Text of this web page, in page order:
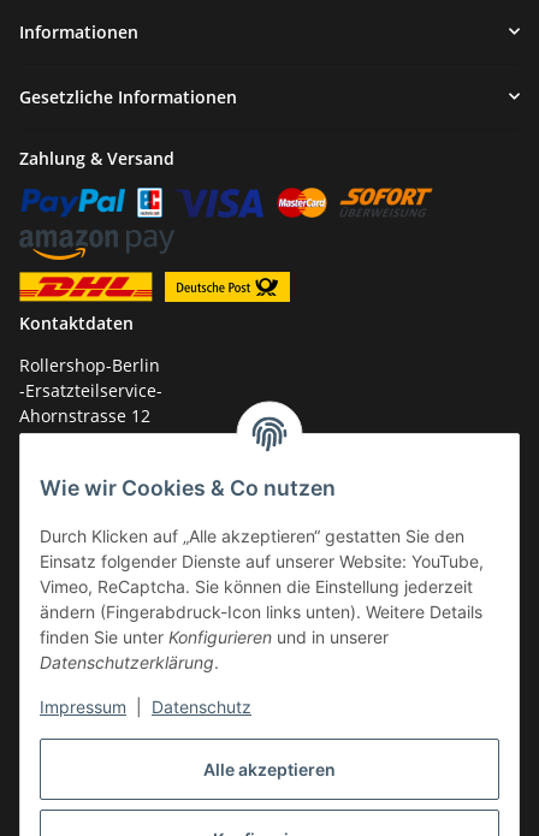
Alle akzeptieren
Wie wir Cookies & Co nutzen
Durch Klicken auf „Alle akzeptieren“ gestatten Sie den
Einsatz folgender Dienste auf unserer Website: YouTube,
Vimeo, ReCaptcha. Sie können die Einstellung jederzeit
ändern (Fingerabdruck-Icon links unten). Weitere Details
finden Sie unter Konfigurieren und in unserer
Datenschutzerklärung.
Impressum Datenschutz
Informationen
Gesetzliche Informationen
Zahlung & Versand
Kontaktdaten
Rollershop-Berlin
-Ersatzteilservice-
Ahornstrasse 12
14959 Trebbin
Tel.: +49 (0)33731-289 975 (10-17 Uhr)